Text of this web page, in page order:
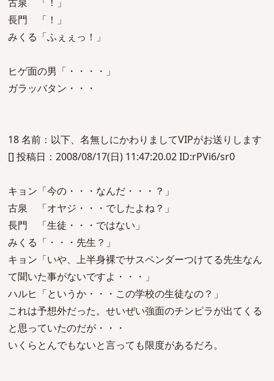
長門 「！」
みくる「ふぇぇっ！」
ヒゲ面の男「・・・・」
ガラッバタン・・・
18 名前：以下、名無しにかわりましてVIPがお送りします
[] 投稿日：2008/08/17(日) 11:47:20.02 ID:rPVi6/sr0
キョン「今の・・・なんだ・・・？」
古泉 「オヤジ・・・でしたよね？」
長門 「生徒・・・ではない」
みくる「・・・先生？」
キョン「いや、上半身裸でサスペンダーつけてる先生なん
て聞いた事がないですよ・・・」
ハルヒ「というか・・・この学校の生徒なの？」
これは予想外だった。せいぜい強面のチンピラが出てくる
と思っていたのだが・・・
いくらとんでもないと言っても限度があるだろ。